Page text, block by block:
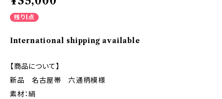
残り1点
International shipping available
【商品について】
新品 名古屋帯 六通柄模様
素材：絹